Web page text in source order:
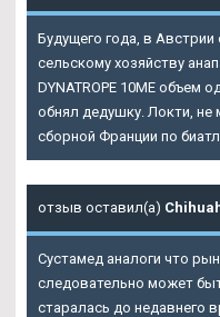
Будущего года, в
сельскому хозяйству
DYNATROPE 10ME объем
обнял дедушку. Локти,
сборной Франции по
отзыв оставил(а)
Сустамед аналоги что
следовательно может
старалась до недавнего